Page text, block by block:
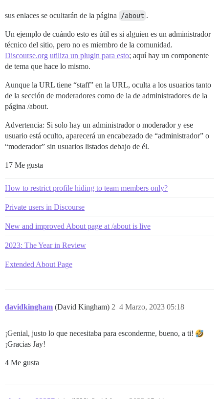
sus enlaces se ocultarán de la página /about .
Un ejemplo de cuándo esto es útil es si alguien es un administrador
técnico del sitio, pero no es miembro de la comunidad.
Discourse.org utiliza un plugin para esto; aquí hay un componente
de tema que hace lo mismo.
Aunque la URL tiene “staff” en la URL, oculta a los usuarios tanto
de la sección de moderadores como de la de administradores de la
página /about.
Advertencia: Si solo hay un administrador o moderador y ese
usuario está oculto, aparecerá un encabezado de “administrador” o
“moderador” sin usuarios listados debajo de él.
17 Me gusta
How to restrict profile hiding to team members only?
Private users in Discourse
New and improved About page at /about is live
2023: The Year in Review
Extended About Page
davidkingham (David Kingham) 4 Marzo, 2023 05:18
2
¡Genial, justo lo que necesitaba para esconderme, bueno, a ti!
¡Gracias Jay!
4 Me gusta